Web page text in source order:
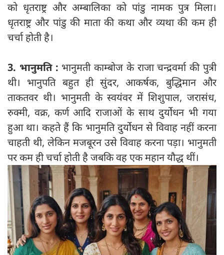
को धृतराष्ट्र और अम्बालिका को पांडु नामक पुत्र मिला।
धृतराष्ट्र और पांडु की माता की कथा और व्यथा की कम ही
चर्चा होती है।
3. भानुमति : भानुमती काम्बोज के राजा चन्द्रवर्मा की पुत्री
थी। भानुपति बहुत ही सुंदर, आकर्षक, बुद्धिमान और
ताकतवर थी। भानुमती के स्वयंवर में शिशुपाल, जरासंध,
रुक्मी, वक्र, कर्ण आदि राजाओं के साथ दुर्योधन भी गया
हुआ था। कहते हैं कि भानुमति दुर्योधन से विवाह नहीं करना
चाहती थी, लेकिन मजबूरन उसे विवाह करना पड़ा। भानुमती
पर कम ही चर्चा होती है जबकि वह एक महान यौद्ध थीं।